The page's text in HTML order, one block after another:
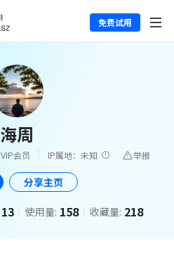
免费试用
海周
VIP会员 IP属地：未知 举报
分享主页
13 使用量: 158 收藏量: 218